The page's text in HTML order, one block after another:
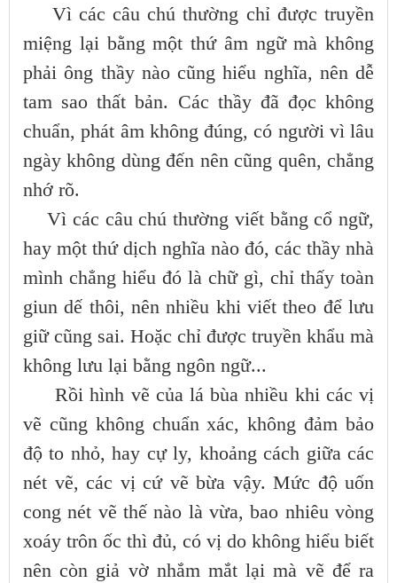
Vì các câu chú thường chỉ được truyền
miệng lại bằng một thứ âm ngữ mà không
phải ông thầy nào cũng hiểu nghĩa, nên dễ
tam sao thất bản. Các thầy đã đọc không
chuẩn, phát âm không đúng, có người vì lâu
ngày không dùng đến nên cũng quên, chẳng
nhớ rõ.
Vì các câu chú thường viết bằng cổ ngữ,
hay một thứ dịch nghĩa nào đó, các thầy nhà
mình chẳng hiểu đó là chữ gì, chỉ thấy toàn
giun dế thôi, nên nhiều khi viết theo để lưu
giữ cũng sai. Hoặc chỉ được truyền khẩu mà
không lưu lại bằng ngôn ngữ...
Rồi hình vẽ của lá bùa nhiều khi các vị
vẽ cũng không chuẩn xác, không đảm bảo
độ to nhỏ, hay cự ly, khoảng cách giữa các
nét vẽ, các vị cứ vẽ bừa vậy. Mức độ uốn
cong nét vẽ thế nào là vừa, bao nhiêu vòng
xoáy trôn ốc thì đủ, có vị do không hiểu biết
nên còn giả vờ nhắm mắt lại mà vẽ để ra